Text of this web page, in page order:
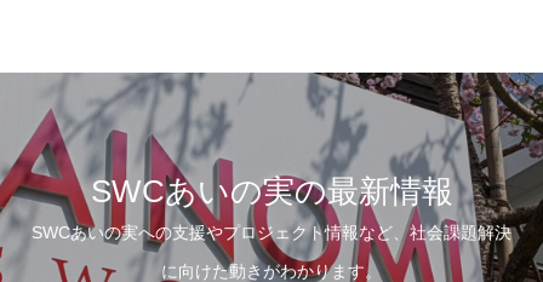
SWCあいの実の最新情報
SWCあいの実への支援やプロジェクト情報など、社会課題解決
に向けた動きがわかります。